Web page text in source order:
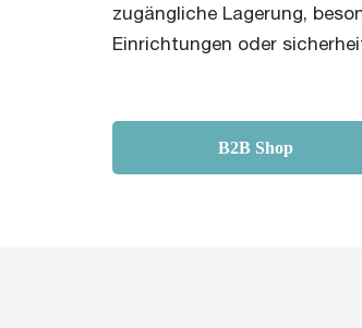
zugängliche Lagerung,
Einrichtungen oder
B2B Shop